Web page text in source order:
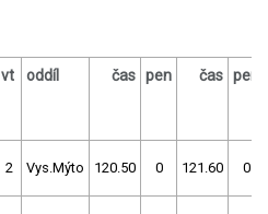
vt oddíl čas pen čas pen
2 Vys.Mýto 120.50 0 121.60 0